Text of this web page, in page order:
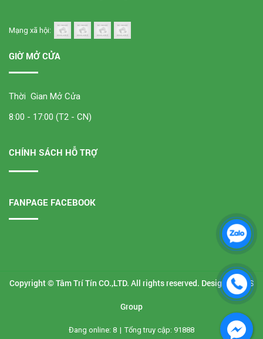
Mạng xã hội:
GIỜ MỞ CỬA
Thời Gian Mở Cửa
8:00 - 17:00 (T2 - CN)
CHÍNH SÁCH HỖ TRỢ
FANPAGE FACEBOOK
Copyright © Tâm Trí Tín CO.,LTD. All rights reserved. Design byVTS
Group
Đang online: 8 | Tổng truy cập: 91888